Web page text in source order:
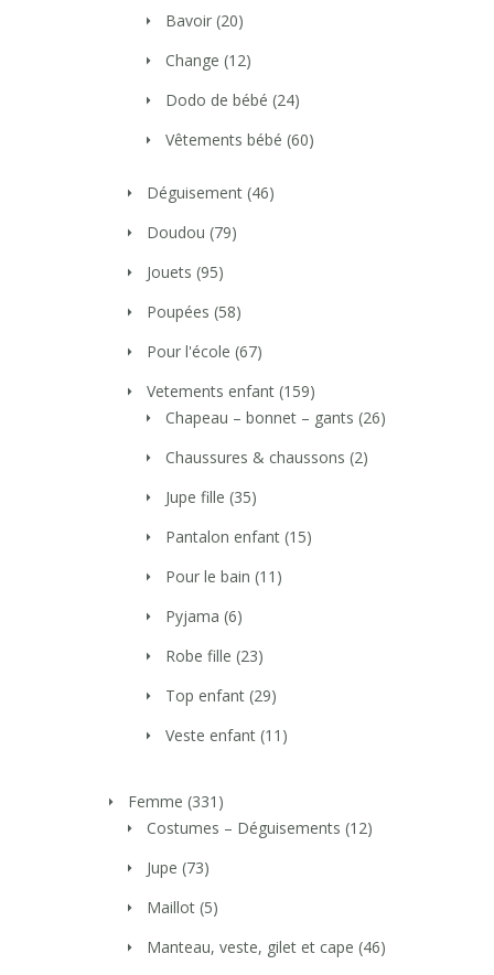
Bavoir (20)
Change (12)
Dodo de bébé (24)
Vêtements bébé (60)
Déguisement (46)
Doudou (79)
Jouets (95)
Poupées (58)
Pour l'école (67)
Vetements enfant (159)
Chapeau – bonnet – gants (26)
Chaussures & chaussons (2)
Jupe fille (35)
Pantalon enfant (15)
Pour le bain (11)
Pyjama (6)
Robe fille (23)
Top enfant (29)
Veste enfant (11)
Femme (331)
Costumes – Déguisements (12)
Jupe (73)
Maillot (5)
Manteau, veste, gilet et cape (46)